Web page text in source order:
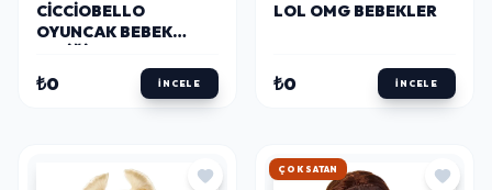
CICCIOBELLO
OYUNCAK BEBEK
₺0 İNCELE
LOL OMG BEBEKLER
₺0 İNCELE
HIZLI KARGO